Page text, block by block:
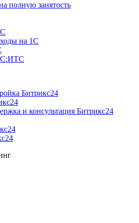
полную занятость
на 1C
Битрикс24
и консультация Битрикс24